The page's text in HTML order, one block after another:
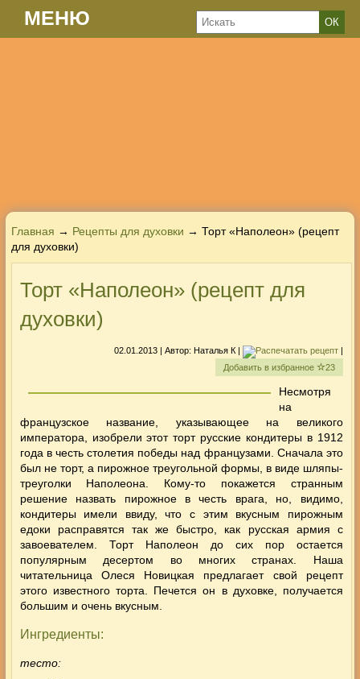
МЕНЮ
Главная → Рецепты для духовки → Торт «Наполеон» (рецепт
для духовки)
Торт «Наполеон» (рецепт для
духовки)
02.01.2013 | Автор: Наталья К|
|
Добавить в избранное
23
Несмотря
на
французское название, указывающее на великого
императора, изобрели этот торт русские кондитеры в 1912
года в честь столетия победы над французами. Сначала это
был не торт, а пирожное треугольной формы, в виде шляпы-
треуголки Наполеона. Кому-то покажется странным
решение назвать пирожное в честь врага, но, видимо,
кондитеры имели ввиду, что с этим вкусным пирожным
едоки расправятся так же быстро, как русская армия с
завоевателем. Торт Наполеон до сих пор остается
популярным десертом во многих странах. Наша
читательница Олеся Новицкая предлагает свой рецепт
этого известного торта. Печется он в духовке, получается
большим и очень вкусным.
Ингредиенты:
тесто: